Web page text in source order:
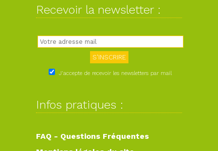
Recevoir la newsletter :
J'accepte de recevoir les newsletters par mail
Infos pratiques :
FAQ - Questions Fréquentes